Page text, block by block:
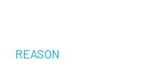
REASON